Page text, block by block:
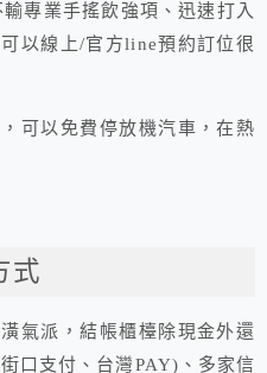
專業手搖飲強項、迅速打入
以線上/官方line預約訂位很
可以免費停放機汽車，在熱
式
氣派，結帳櫃檯除現金外還
口支付、台灣PAY)、多家信